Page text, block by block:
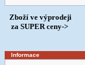
Zboží ve výprodeji
­ za SUPER ceny->
Informace